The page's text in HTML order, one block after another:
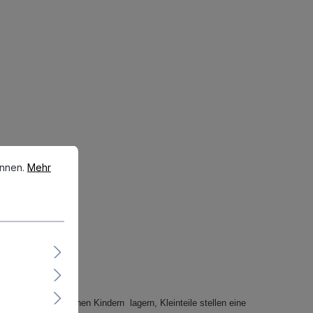
von kleinen Kindern lagern, Kleinteile stellen eine
Mehr Informationen ...
Mehr